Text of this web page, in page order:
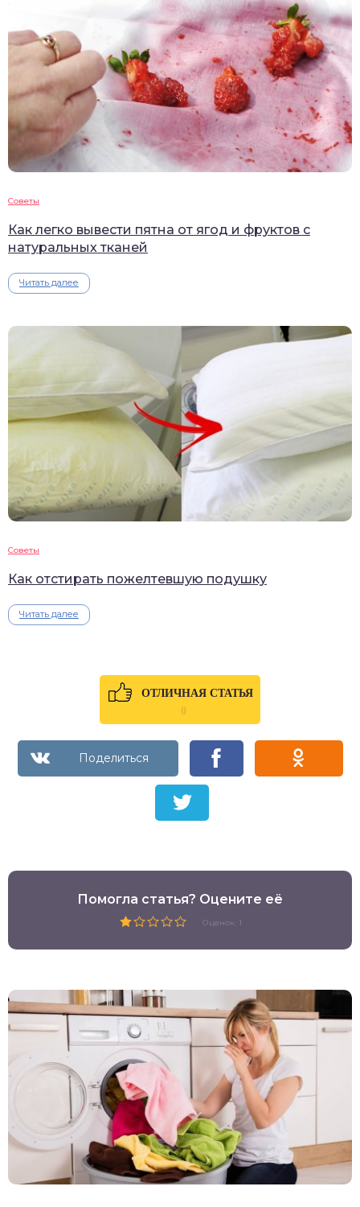
Советы
Как легко вывести пятна от ягод и фруктов с
натуральных тканей
Читать далее
Советы
Как отстирать пожелтевшую подушку
Читать далее
ОТЛИЧНАЯ СТАТЬЯ
0
Помогла статья? Оцените её
Оценок: 1